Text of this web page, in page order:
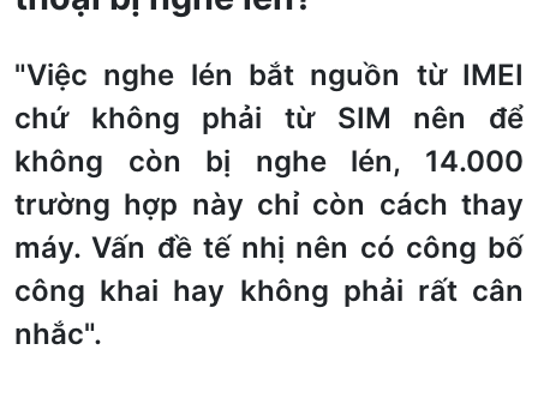
"Việc nghe lén bắt nguồn từ IMEI
chứ không phải từ SIM nên để
không còn bị nghe lén, 14.000
trường hợp này chỉ còn cách thay
máy. Vấn đề tế nhị nên có công bố
công khai hay không phải rất cân
nhắc".